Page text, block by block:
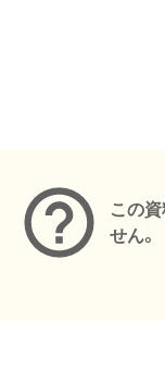
この
せん。